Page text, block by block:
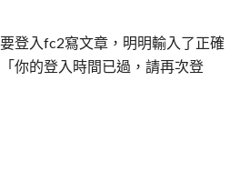
登入fc2寫文章，明明輸入了正確
你的登入時間已過，請再次登